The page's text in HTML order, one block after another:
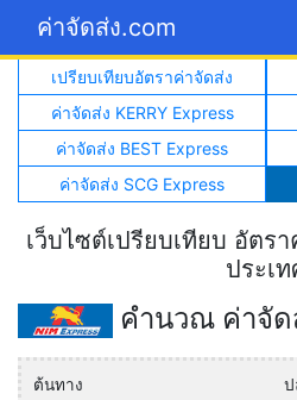
ค่าจัดส่ง.com
เปรียบเทียบอัตราค่าจัดส่ง
ค่าจัดส่ง KERRY Express
ค่าจัดส่ง BEST Express
ค่าจัดส่ง SCG Express
เว็บไซต์เปรียบเทียบ อัตร
ประเ
คำนวณ ค่าจัด
ต้นทาง ป